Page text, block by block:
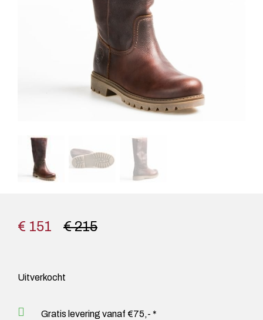
€ 215
€ 151
Uitverkocht
Gratis levering vanaf €75,- *